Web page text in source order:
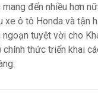
đến nhiều hơn
xe ô tô Honda và tận
tuyệt vời cho
chính thức triển khai